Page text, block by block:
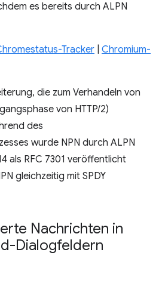
es bereits durch ALPN
Tracker
Chromium-
die zum Verhandeln von
von HTTP/2)
des
wurde NPN durch ALPN
als RFC 7301 veröffentlicht
gleichzeitig mit SPDY
Nachrichten in
Dialogfeldern